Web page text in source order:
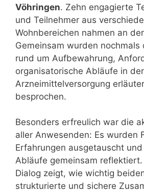
Vöhringen. Zehn engagierte
und Teilnehmer aus
Wohnbereichen nahmen an
Gemeinsam wurden nochmals
rund um Aufbewahrung,
organisatorische Abläufe in der
Arzneimittelversorgung
besprochen.
Besonders erfreulich war die
aller Anwesenden: Es wurden
Erfahrungen ausgetauscht
Abläufe gemeinsam
Dialog zeigt, wie wichtig
strukturierte und sichere